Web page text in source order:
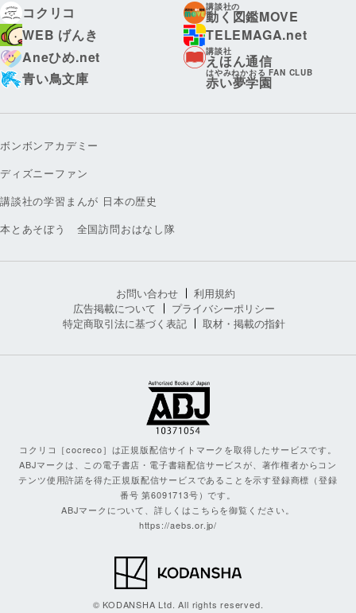
コクリコ
講談社の
動く図鑑MOVE
WEB げんき
TELEMAGA.net
Aneひめ.net
講談社
えほん通信
青い鳥文庫
はやみねかおる FAN CLUB
赤い夢学園
ボンボンアカデミー
ディズニーファン
講談社の学習まんが 日本の歴史
本とあそぼう 全国訪問おはなし隊
お問い合わせ
利用規約
広告掲載について
プライバシーポリシー
特定商取引法に基づく表記
取材・掲載の指針
コクリコ［cocreco］は正規版配信サイトマークを取得したサービスです。
ABJマークは、この電子書店・電子書籍配信サービスが、著作権者からコン
テンツ使用許諾を得た正規版配信サービスであることを示す登録商標（登録
番号 第6091713号）です。
ABJマークについて、詳しくはこちらを御覧ください。
https://aebs.or.jp/
© KODANSHA Ltd. All rights reserved.